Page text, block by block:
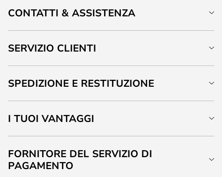
CONTATTI & ASSISTENZA
SERVIZIO CLIENTI
SPEDIZIONE E RESTITUZIONE
I TUOI VANTAGGI
FORNITORE DEL SERVIZIO DI
PAGAMENTO